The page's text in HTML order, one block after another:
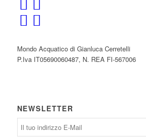
Mondo Acquatico di Gianluca Cerretelli
P.Iva IT05690060487, N. REA FI-567006
NEWSLETTER